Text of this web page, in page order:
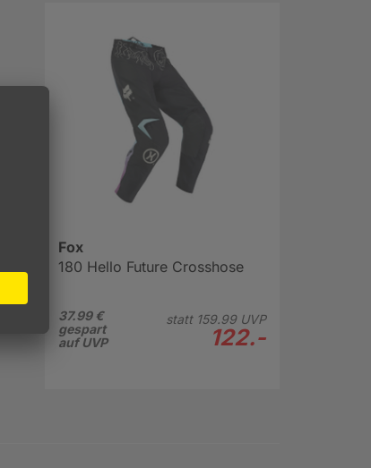
Fox
180 Hello Future Crosshose
37.99 €
gespart
auf UVP
statt 159.99UVP
122.-